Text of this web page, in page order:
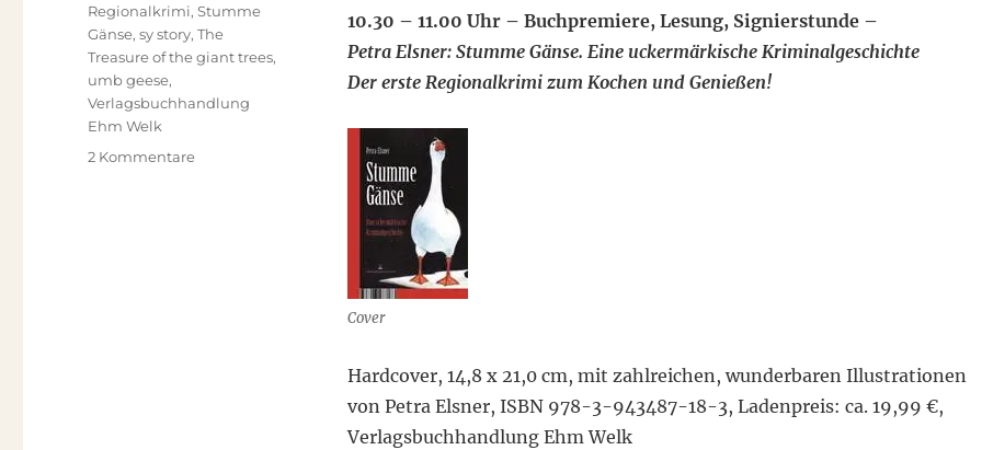
10.30 – 11.00 Uhr – Buchpremiere, Lesung, Signierstunde –
Petra Elsner: Stumme Gänse. Eine uckermärkische Kriminalgeschichte
Der erste Regionalkrimi zum Kochen und Genießen!
Cover
Hardcover, 14,8 x 21,0 cm, mit zahlreichen, wunderbaren Illustrationen
von Petra Elsner, ISBN 978-3-943487-18-3, Ladenpreis: ca. 19,99 €,
Verlagsbuchhandlung Ehm Welk
Regionalkrimi,Stumme
Gänse,sy story,The
Treasure of the giant trees,
umb geese,
Verlagsbuchhandlung
Ehm Welk
2 Kommentarezu